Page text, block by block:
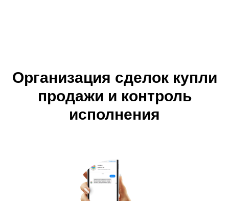
Организация сделок купли
продажи и контроль
исполнения